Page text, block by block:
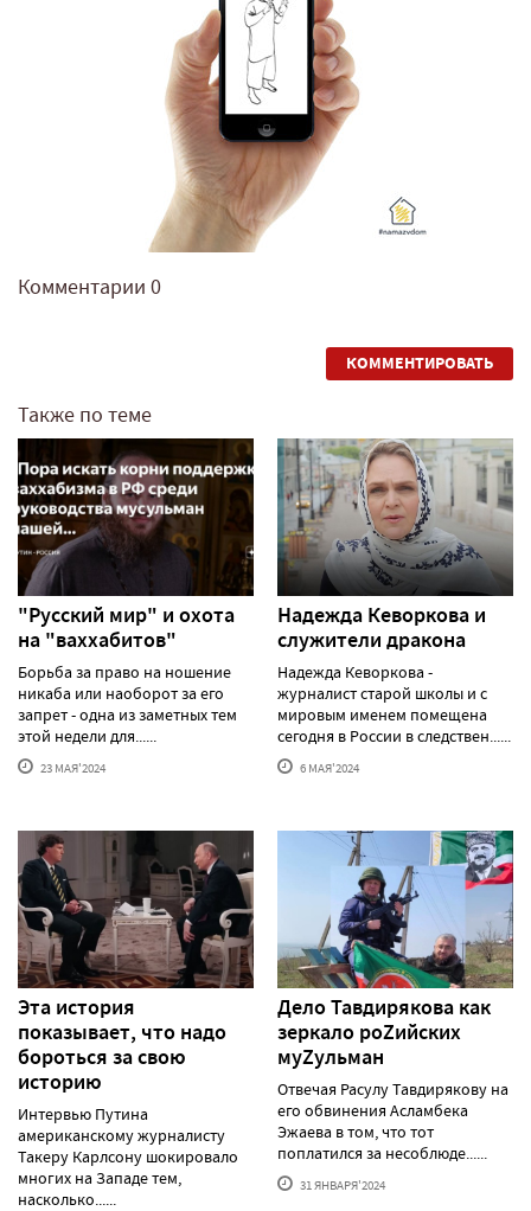
Комментарии 0
КОММЕНТИРОВАТЬ
Также по теме
"Русский мир" и охота
на "ваххабитов"
Борьба за право на ношение
никаба или наоборот за его
запрет - одна из заметных тем
этой недели для......
23 МАЯ'2024
Надежда Кеворкова и
служители дракона
Надежда Кеворкова -
журналист старой школы и с
мировым именем помещена
сегодня в России в следствен......
6 МАЯ'2024
Эта история
показывает, что надо
бороться за свою
историю
Интервью Путина
американскому журналисту
Такеру Карлсону шокировало
многих на Западе тем,
насколько......
Дело Тавдирякова как
зеркало роZийских
муZульман
Отвечая Расулу Тавдирякову на
его обвинения Асламбека
Эжаева в том, что тот
поплатился за несоблюде......
31 ЯНВАРЯ'2024